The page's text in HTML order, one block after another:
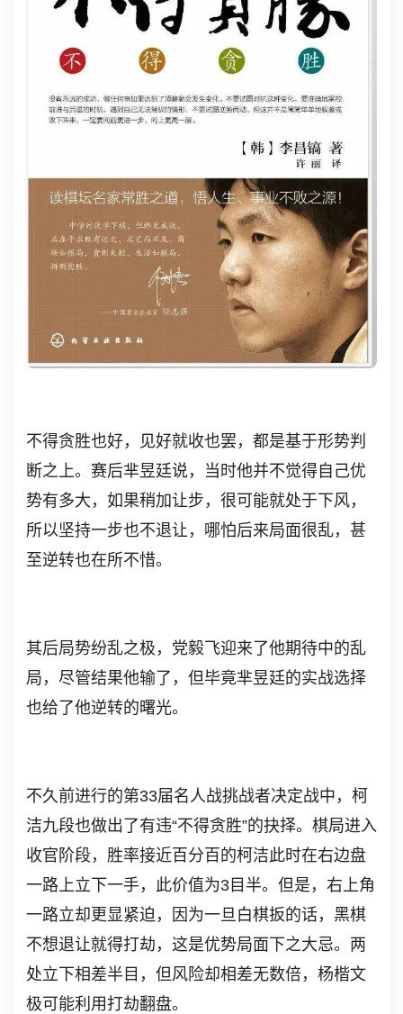
不得贪胜也好，见好就收也罢，都是基于形势判
断之上。赛后芈昱廷说，当时他并不觉得自己优
势有多大，如果稍加让步，很可能就处于下风，
所以坚持一步也不退让，哪怕后来局面很乱，甚
至逆转也在所不惜。
其后局势纷乱之极，党毅飞迎来了他期待中的乱
局，尽管结果他输了，但毕竟芈昱廷的实战选择
也给了他逆转的曙光。
不久前进行的第33届名人战挑战者决定战中，柯
洁九段也做出了有违“不得贪胜”的抉择。棋局进入
收官阶段，胜率接近百分百的柯洁此时在右边盘
一路上立下一手，此价值为3目半。但是，右上角
一路立却更显紧迫，因为一旦白棋扳的话，黑棋
不想退让就得打劫，这是优势局面下之大忌。两
处立下相差半目，但风险却相差无数倍，杨楷文
极可能利用打劫翻盘。